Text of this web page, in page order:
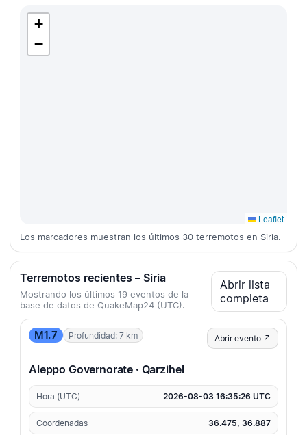
+
−
Leaflet
Los marcadores muestran los últimos 30 terremotos en Siria.
Terremotos recientes – Siria
Mostrando los últimos 19 eventos de la
base de datos de QuakeMap24 (UTC).
Abrir lista
completa
M1.7 Profundidad: 7 km Abrir evento ↗
Aleppo Governorate · Qarzihel
Hora (UTC) 2026-08-03 16:35:26 UTC
Coordenadas 36.475, 36.887